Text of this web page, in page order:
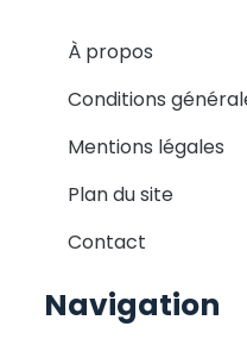
À propos
Conditions
Mentions légales
Plan du site
Contact
Navigation